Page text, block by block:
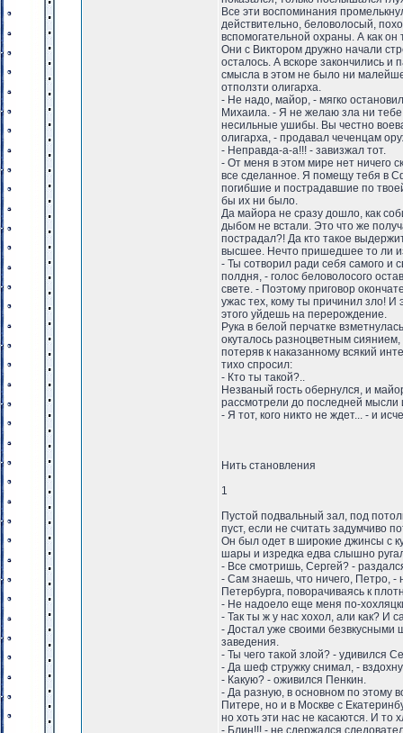
Все эти воспоминания
действительно, беловолосый,
вспомогательной охраны. А как он
Они с Виктором дружно начали
осталось. А вскоре закончились
смысла в этом не было ни
отползти олигарха.
- Не надо, майор, - мягко
Михаила. - Я не желаю зла ни
несильные ушибы. Вы честно
олигарха, - продавал чеченцам
- Неправда-а-а!!! - завизжал тот.
- От меня в этом мире нет ничего
все сделанное. Я помещу тебя в
погибшие и пострадавшие по
бы их ни было.
Да майора не сразу дошло, как
дыбом не встали. Это что же
пострадал?! Да кто такое
высшее. Нечто пришедшее то ли
- Ты сотворил ради себя самого и
полдня, - голос беловолосого
свете. - Поэтому приговор
ужас тех, кому ты причинил зло! И
этого уйдешь на перерождение.
Рука в белой перчатке
окуталось разноцветным
потеряв к наказанному всякий
тихо спросил:
- Кто ты такой?..
Незваный гость обернулся, и
рассмотрели до последней мысли
- Я тот, кого никто не ждет... - и
Нить становления
1
Пустой подвальный зал, под
пуст, если не считать задумчиво
Он был одет в широкие джинсы с
шары и изредка едва слышно
- Все смотришь, Сергей? -
- Сам знаешь, что ничего, Петро,
Петербурга, поворачиваясь к
- Не надоело еще меня по-
- Так ты ж у нас хохол, али как? И
- Достал уже своими безвкусными
заведения.
- Ты чего такой злой? - удивился
- Да шеф стружку снимал, -
- Какую? - оживился Пенкин.
- Да разную, в основном по этому
Питере, но и в Москве с
но хоть эти нас не касаются. И то
- Блин!!! - не сдержался